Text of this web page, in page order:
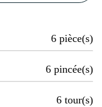
6 pièce(s)
6 pincée(s)
6 tour(s)